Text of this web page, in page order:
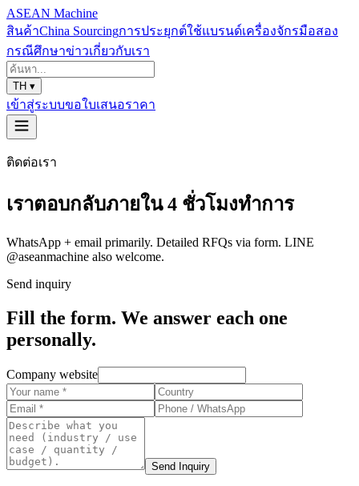
ASEAN Machine
สินค้าChina Sourcingการประยุกต์ใช้แบรนด์เครื่องจักรมือสอง
กรณีศึกษาข่าวเกี่ยวกับเรา
TH ▾
เข้าสู่ระบบขอใบเสนอราคา
ติดต่อเรา
เราตอบกลับภายใน 4 ชั่วโมงทำการ
WhatsApp + email primarily. Detailed RFQs via form. LINE
@aseanmachine also welcome.
Send inquiry
Fill the form. We answer each one
personally.
Company website
Send Inquiry